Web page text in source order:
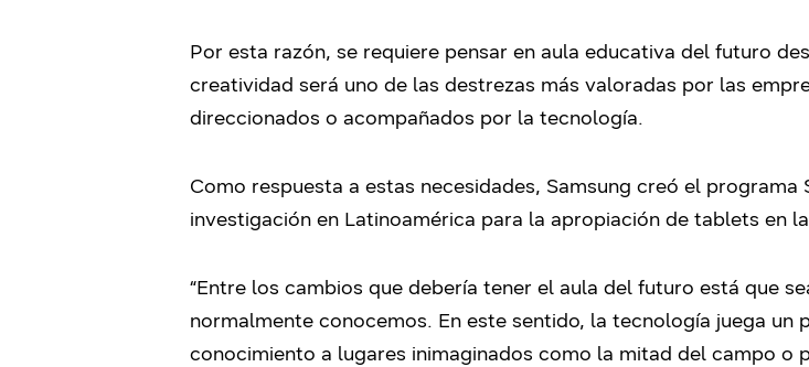
Por esta razón, se requiere pensar en aula educativa del futuro
creatividad será uno de las destrezas más valoradas por las
direccionados o acompañados por la tecnología.
Como respuesta a estas necesidades, Samsung creó el
investigación en Latinoamérica para la apropiación de tablets en
“Entre los cambios que debería tener el aula del futuro está que
normalmente conocemos. En este sentido, la tecnología juega
conocimiento a lugares inimaginados como la mitad del campo o